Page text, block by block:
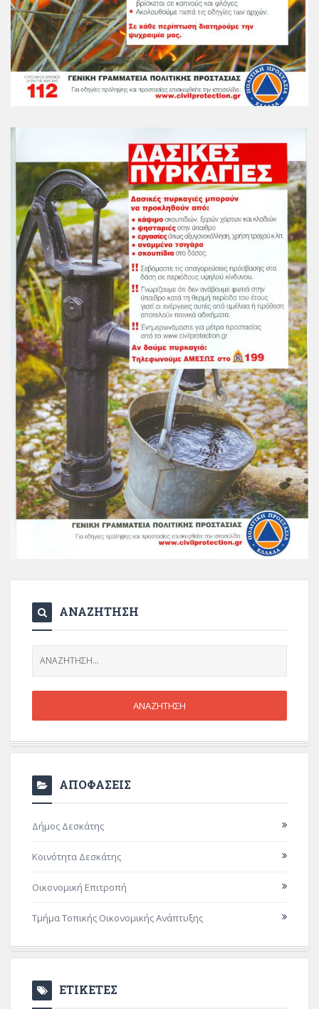
ΑΝΑΖΗΤΗΣΗ
ΑΠΟΦΑΣΕΙΣ
Δήμος Δεσκάτης
Κοινότητα Δεσκάτης
Οικονομική Επιτροπή
Τμήμα Τοπικής Οικονομικής Ανάπτυξης
ΕΤΙΚΕΤΕΣ